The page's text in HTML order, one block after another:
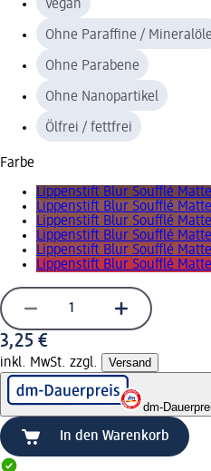
Vegan
Ohne Paraffine / Mineralöle
Ohne Parabene
Ohne Nanopartikel
Ölfrei / fettfrei
Farbe
Lippenstift Blur Soufflé
Lippenstift Blur Soufflé
Lippenstift Blur Soufflé
Lippenstift Blur Soufflé
Lippenstift Blur Soufflé
Lippenstift Blur Soufflé
3,25 €
inkl. MwSt. zzgl. Versand
dm-
In den Warenkorb